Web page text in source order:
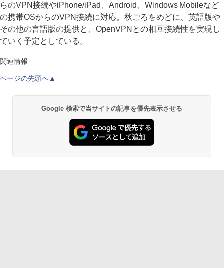
らのVPN接続やiPhone/iPad、Android、Windows Mobileなど
の携帯OSからのVPN接続に対応。秋ごろをめどに、英語版や
その他の言語版の提供と、OpenVPNとの相互接続性を実現し
ていく予定としている。
関連情報
ページの先頭へ▲
Google 検索で当サイトの記事を優先表示させる